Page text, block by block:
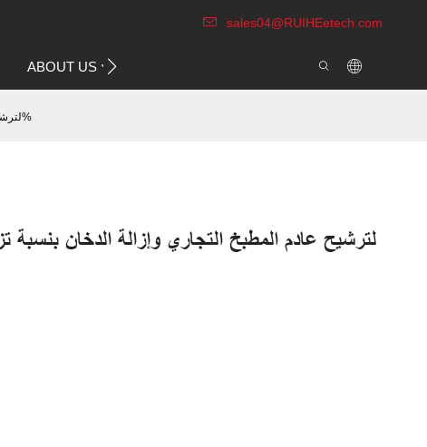
sales04@RUIHEetech.com
ABOUT US
وحدة علم البيئة DR AIRE لترشيح عادم المطبخ التجاري وإزالة الدخان بنسبة تزيد عن 98%